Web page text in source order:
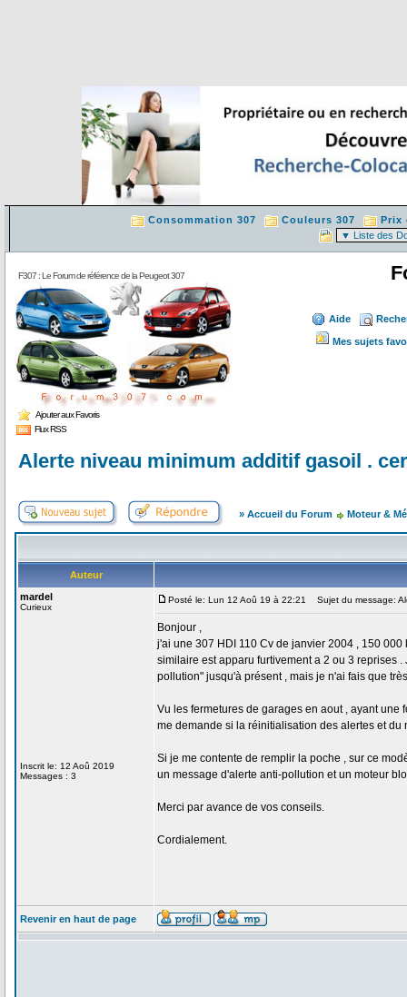
Consommation 307 Couleurs 307 Prix
F307 : Le Forum de référence de la Peugeot 307
Ajouter aux Favoris
Flux RSS
Aide
Mes sujets
Alerte niveau minimum additif gasoil .
» Accueil du Forum Moteur &
Auteur
mardel
Curieux
Inscrit le: 12 Aoû 2019
Messages : 3
Posté le: Lun 12 Aoû 19 à 22:21 Sujet du message:
Bonjour ,
j'ai une 307 HDI 110 Cv de janvier 2004 , 150
similaire est apparu furtivement a 2 ou 3 reprises
pollution" jusqu'à présent , mais je n'ai fais que
Vu les fermetures de garages en aout , ayant
me demande si la réinitialisation des alertes et
Si je me contente de remplir la poche , sur ce
un message d'alerte anti-pollution et un moteur
Merci par avance de vos conseils.
Cordialement.
Revenir en haut de page